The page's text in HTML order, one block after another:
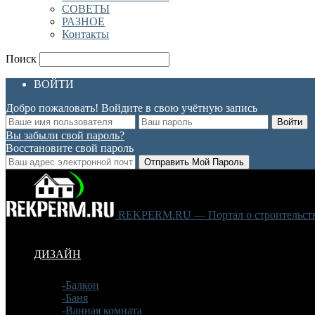
СОВЕТЫ
РАЗНОЕ
Контакты
Поиск
ВОЙТИ
Добро пожаловать! Войдите в свою учётную запись
Вы забыли свой пароль?
Восстановите свой пароль
REKPERM.RU — Портал о
ДИЗАЙН
-Балкон
-Баня
-Ванная комната